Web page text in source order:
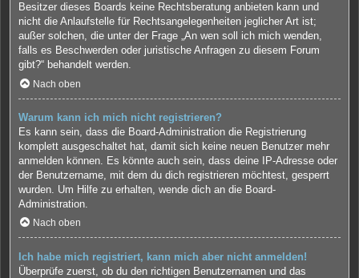
Besitzer dieses Boards keine Rechtsberatung anbieten kann und
nicht die Anlaufstelle für Rechtsangelegenheiten jeglicher Art ist;
außer solchen, die unter der Frage „An wen soll ich mich wenden,
falls es Beschwerden oder juristische Anfragen zu diesem Forum
gibt?“ behandelt werden.
Nach oben
Warum kann ich mich nicht registrieren?
Es kann sein, dass die Board-Administration die Registrierung
komplett ausgeschaltet hat, damit sich keine neuen Benutzer mehr
anmelden können. Es könnte auch sein, dass deine IP-Adresse oder
der Benutzername, mit dem du dich registrieren möchtest, gesperrt
wurden. Um Hilfe zu erhalten, wende dich an die Board-
Administration.
Nach oben
Ich habe mich registriert, kann mich aber nicht anmelden!
Überprüfe zuerst, ob du den richtigen Benutzernamen und das